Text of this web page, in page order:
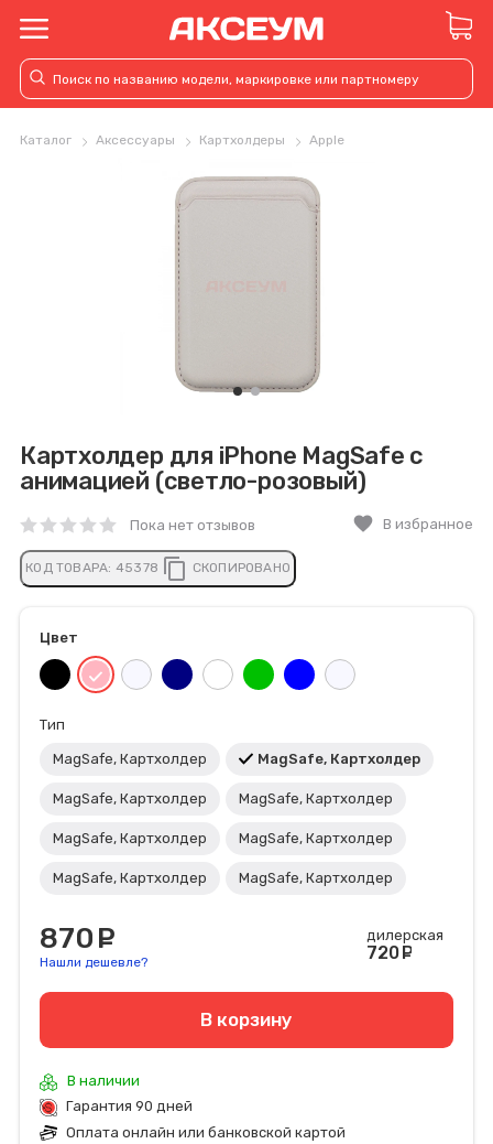
Каталог Аксессуары Картхолдеры Apple
Картхолдер для iPhone MagSafe с
анимацией (светло-розовый)
Пока нет отзывов favorite В избранное
КОД ТОВАРА: 45378 content_copy СКОПИРОВАНО
Цвет
Тип
MagSafe, Картхолдер MagSafe, Картхолдер
MagSafe, Картхолдер MagSafe, Картхолдер
MagSafe, Картхолдер MagSafe, Картхолдер
MagSafe, Картхолдер MagSafe, Картхолдер
870
Нашли дешевле?
дилерская
720
В корзину
В наличии
Гарантия 90 дней
Оплата онлайн или банковской картой